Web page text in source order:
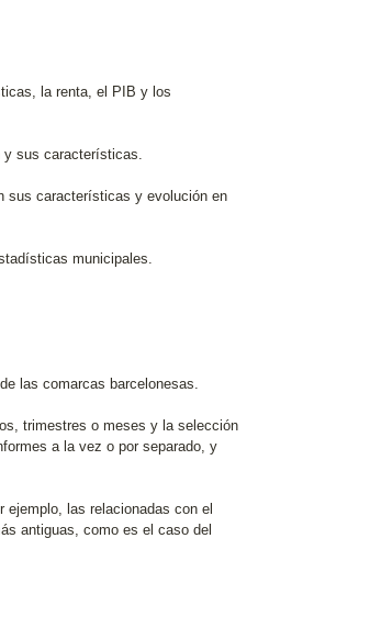
la renta, el PIB y los
y sus características.
sus características y evolución en
municipales.
las comarcas barcelonesas.
trimestres o meses y la selección
a la vez o por separado, y
las relacionadas con el
antiguas, como es el caso del